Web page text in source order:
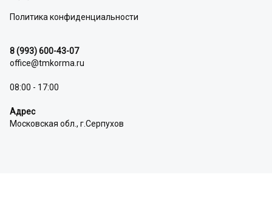
Политика конфиденциальности
8 (993) 600-43-07
office@tmkorma.ru
08:00 - 17:00
Адрес
Московская обл., г.Серпухов